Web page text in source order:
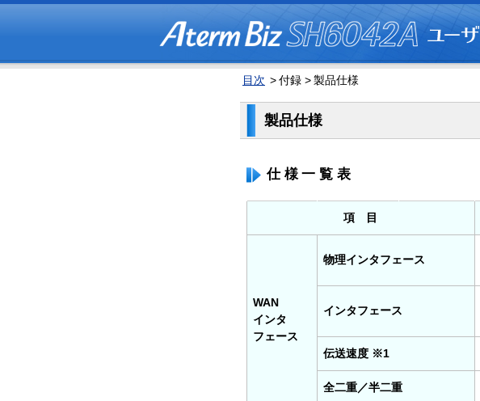
目次 >付録 >製品仕様
製品仕様
仕様一覧表
項 目
WAN
インタ
フェース
物理インタフェース
インタフェース
伝送速度 ※1
全二重／半二重